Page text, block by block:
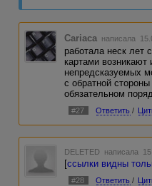
Cariaca написала
работала неск лет
картами возникают
непредсказуемых
с обратной
обязательном
#27 Ответить /
DELETED написала
[ссылки видны
#28 Ответить /